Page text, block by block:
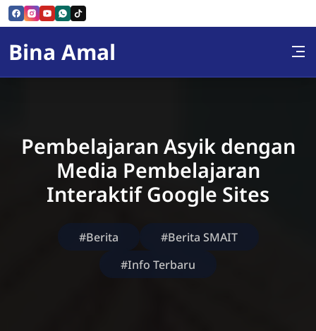
Skip to Content
Bina Amal
Pembelajaran Asyik dengan
Media Pembelajaran
Interaktif Google Sites
#Berita
#Berita SMAIT
#Info Terbaru